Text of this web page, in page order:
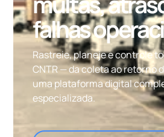
falhas
Rastreie, planeje e controle
CNTR — da coleta ao retorno
uma plataforma digital
especializada.